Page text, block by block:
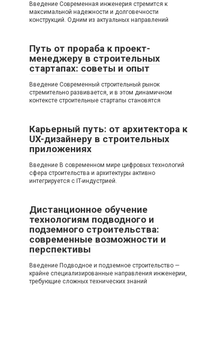
Введение Современная инженерия стремится к
максимальной надежности и долговечности
конструкций. Одним из актуальных направлений
Путь от прораба к проект-
менеджеру в строительных
стартапах: советы и опыт
Введение Современный строительный рынок
стремительно развивается, и в этом динамичном
контексте строительные стартапы становятся
Карьерный путь: от архитектора к
UX-дизайнеру в строительных
приложениях
Введение В современном мире цифровых технологий
сфера строительства и архитектуры активно
интегрируется с IT-индустрией.
Дистанционное обучение
технологиям подводного и
подземного строительства:
современные возможности и
перспективы
Введение Подводное и подземное строительство —
крайне специализированные направления инженерии,
требующие сложных технических знаний